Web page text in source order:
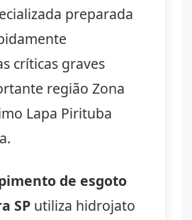
preparada
críticas graves
região Zona
Lapa Pirituba
de esgoto
SP utiliza hidrojato